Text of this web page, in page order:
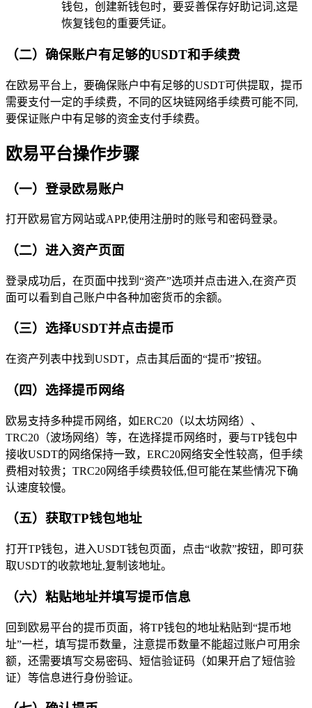
钱包，创建新钱包时，要妥善保存好助记词,这是
恢复钱包的重要凭证。
（二）确保账户有足够的USDT和手续费
在欧易平台上，要确保账户中有足够的USDT可供提取，提币
需要支付一定的手续费，不同的区块链网络手续费可能不同,
要保证账户中有足够的资金支付手续费。
欧易平台操作步骤
（一）登录欧易账户
打开欧易官方网站或APP,使用注册时的账号和密码登录。
（二）进入资产页面
登录成功后，在页面中找到“资产”选项并点击进入,在资产页
面可以看到自己账户中各种加密货币的余额。
（三）选择USDT并点击提币
在资产列表中找到USDT，点击其后面的“提币”按钮。
（四）选择提币网络
欧易支持多种提币网络，如ERC20（以太坊网络）、
TRC20（波场网络）等，在选择提币网络时，要与TP钱包中
接收USDT的网络保持一致，ERC20网络安全性较高，但手续
费相对较贵；TRC20网络手续费较低,但可能在某些情况下确
认速度较慢。
（五）获取TP钱包地址
打开TP钱包，进入USDT钱包页面，点击“收款”按钮，即可获
取USDT的收款地址,复制该地址。
（六）粘贴地址并填写提币信息
回到欧易平台的提币页面，将TP钱包的地址粘贴到“提币地
址”一栏，填写提币数量，注意提币数量不能超过账户可用余
额，还需要填写交易密码、短信验证码（如果开启了短信验
证）等信息进行身份验证。